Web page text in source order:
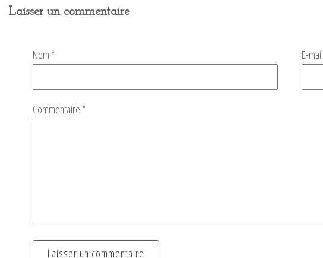
Laisser un commentaire
Commentaire *
Nom * E-mail